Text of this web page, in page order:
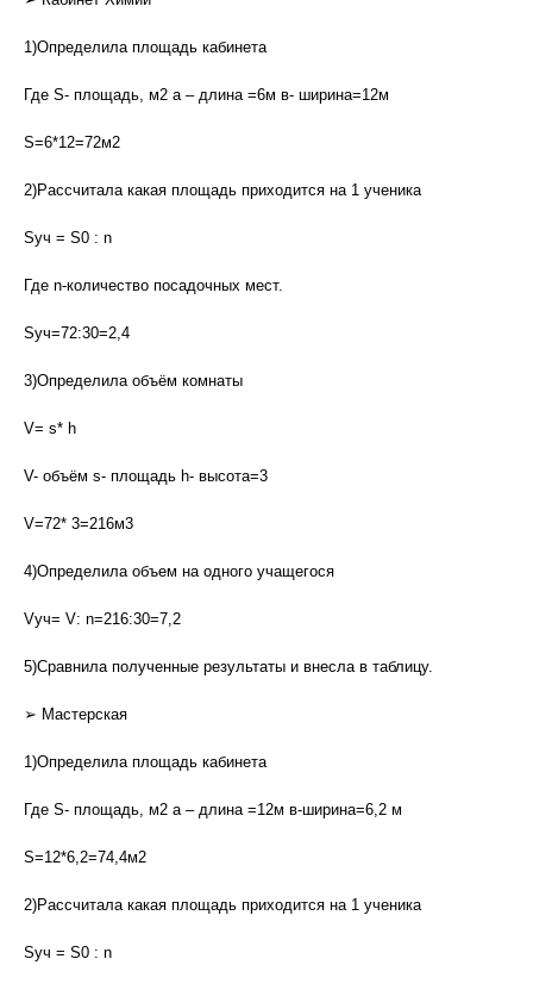
1)Определила площадь кабинета
Где S- площадь, м2 а – длина =6м в- ширина=12м
S=6*12=72м2
2)Рассчитала какая площадь приходится на 1 ученика
Sуч = S0 : n
Где n-количество посадочных мест.
Sуч=72:30=2,4
3)Определила объём комнаты
V= s* h
V- объём s- площадь h- высота=3
V=72* 3=216м3
4)Определила объем на одного учащегося
Vуч= V: n=216:30=7,2
5)Сравнила полученные результаты и внесла в таблицу.
➢ Мастерская
1)Определила площадь кабинета
Где S- площадь, м2 а – длина =12м в-ширина=6,2 м
S=12*6,2=74,4м2
2)Рассчитала какая площадь приходится на 1 ученика
Sуч = S0 : n